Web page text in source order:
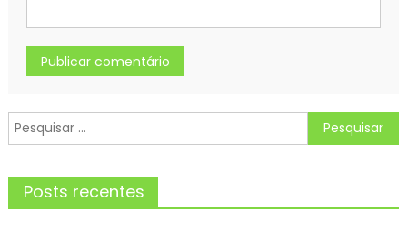
Pesquisar
por:
Posts recentes